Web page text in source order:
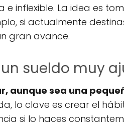
e inflexible. La idea es
si actualmente
gran avance.
sueldo muy
aunque sea una
lo clave es crear el
si lo haces